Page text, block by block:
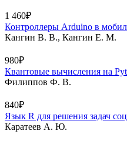
1 460₽
Контроллеры Аrduino в
Кангин В. В., Кангин Е. М.
980₽
Квантовые вычисления на
Филиппов Ф. В.
840₽
Язык R для решения задач
Каратеев А. Ю.